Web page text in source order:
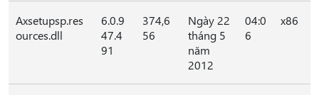
Axsetupsp.res
ources.dll
6.0.9
47.4
91
374,6
56
Ngày 22
tháng 5
năm
2012
04:0
6
x86